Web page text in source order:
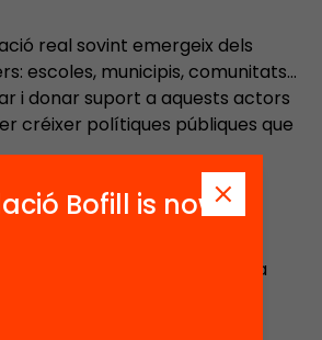
real sovint emergeix dels
escoles, municipis, comunitats…
i donar suport a aquests actors
créixer polítiques públiques que
en què he estat implicada a la
Bofill is now